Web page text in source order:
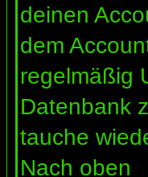
deinen
dem
regelmäßig
Datenbank
tauche
Nach oben